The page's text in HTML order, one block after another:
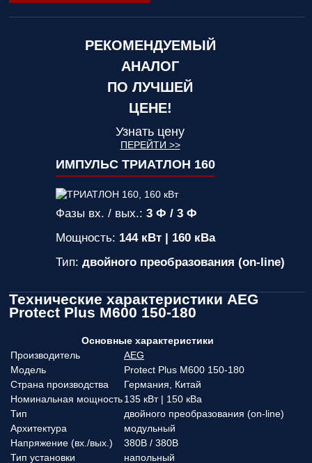
РЕКОМЕНДУЕМЫЙ
АНАЛОГ
ПО ЛУЧШЕЙ
ЦЕНЕ!
Узнать цену
ПЕРЕЙТИ >>
ИМПУЛЬС ТРИАТЛОН 160
Фазы вх. / вых.:3 Ф / 3 Ф
Мощность: 144 кВт | 160 кВа
Тип:двойного преобразования (on-line)
Технические характеристики AEG
Protect Plus M600 150-180
Основные характеристики
Производитель
AEG
Модель
Protect Plus M600 150-180
Страна производства
Германия, Китай
Номинальная мощность135 кВт | 150 кВа
Тип
двойного преобразования (on-line)
Архитектура
модульный
Напряжение (вx./вых.)
380В / 380В
Тип установки
напольный